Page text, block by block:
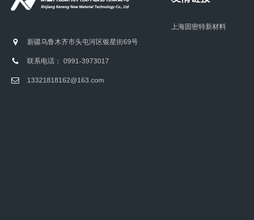
新疆乌鲁木齐市头屯河区银星街69号
联系电话： 0991-3973017
13321818162@163.com
上海固密特新材料